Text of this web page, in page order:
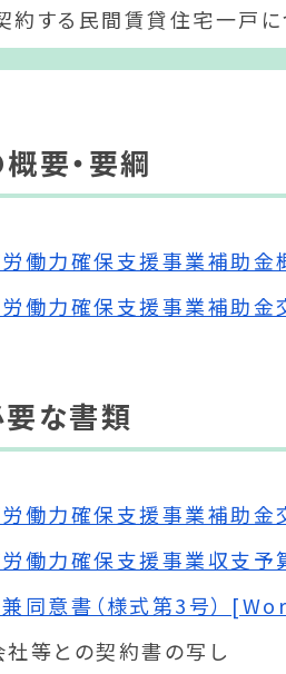
約する民間賃貸住宅一戸
要・要綱
労働力確保支援事業補助
労働力確保支援事業補助
な書類
労働力確保支援事業補助
労働力確保支援事業収支
兼同意書（様式第3号）
社等との契約書の写し